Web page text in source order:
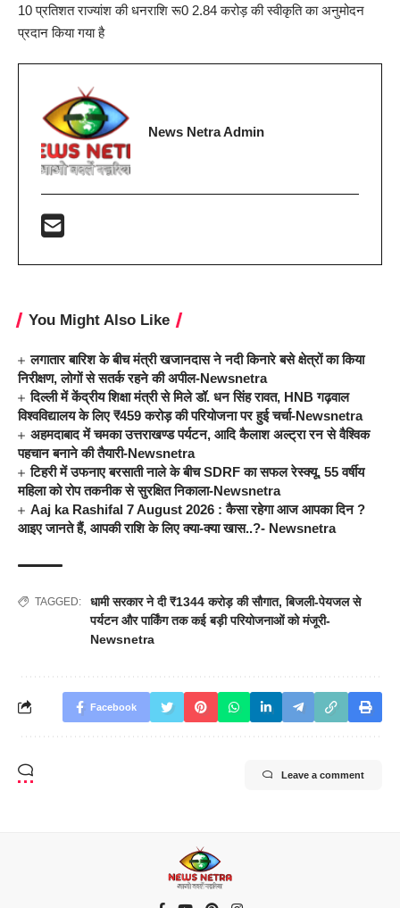
10 प्रतिशत राज्यांश की धनराशि रू0 2.84 करोड़ की स्वीकृति का अनुमोदन
प्रदान किया गया है
News Netra Admin
You Might Also Like
लगातार बारिश के बीच मंत्री खजानदास ने नदी किनारे बसे क्षेत्रों का किया
निरीक्षण, लोगों से सतर्क रहने की अपील-Newsnetra
दिल्ली में केंद्रीय शिक्षा मंत्री से मिले डॉ. धन सिंह रावत, HNB गढ़वाल
विश्वविद्यालय के लिए ₹459 करोड़ की परियोजना पर हुई चर्चा-Newsnetra
अहमदाबाद में चमका उत्तराखण्ड पर्यटन, आदि कैलाश अल्ट्रा रन से वैश्विक
पहचान बनाने की तैयारी-Newsnetra
टिहरी में उफनाए बरसाती नाले के बीच SDRF का सफल रेस्क्यू, 55 वर्षीय
महिला को रोप तकनीक से सुरक्षित निकाला-Newsnetra
Aaj ka Rashifal 7 August 2026 : कैसा रहेगा आज आपका दिन ?
आइए जानते हैं, आपकी राशि के लिए क्या-क्या खास..?- Newsnetra
TAGGED: धामी सरकार ने दी ₹1344 करोड़ की सौगात,बिजली-पेयजल से
पर्यटन और पार्किंग तक कई बड़ी परियोजनाओं को मंजूरी-
Newsnetra
Facebook
Leave a comment